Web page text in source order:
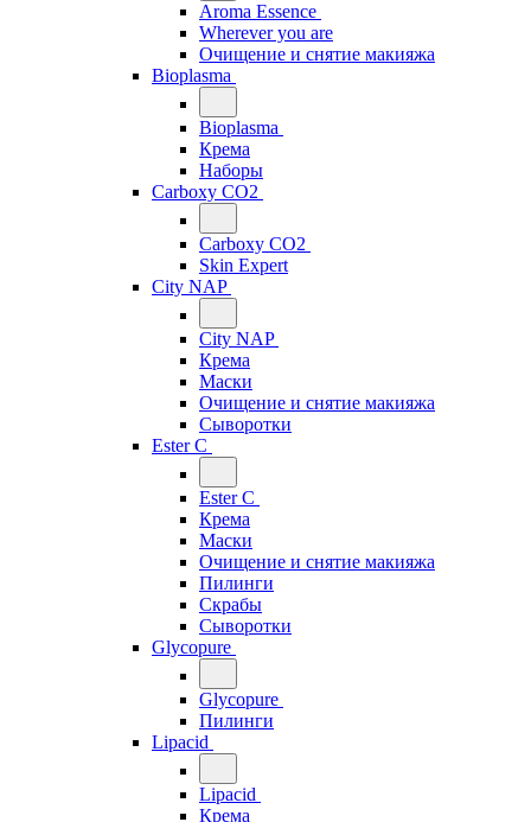
Aroma Essence
Wherever you are
Очищение и снятие макияжа
Bioplasma
Bioplasma
Крема
Наборы
Carboxy CO2
Carboxy CO2
Skin Expert
City NAP
City NAP
Крема
Маски
Очищение и снятие макияжа
Сыворотки
Ester C
Ester C
Крема
Маски
Очищение и снятие макияжа
Пилинги
Скрабы
Сыворотки
Glycopure
Glycopure
Пилинги
Lipacid
Lipacid
Крема